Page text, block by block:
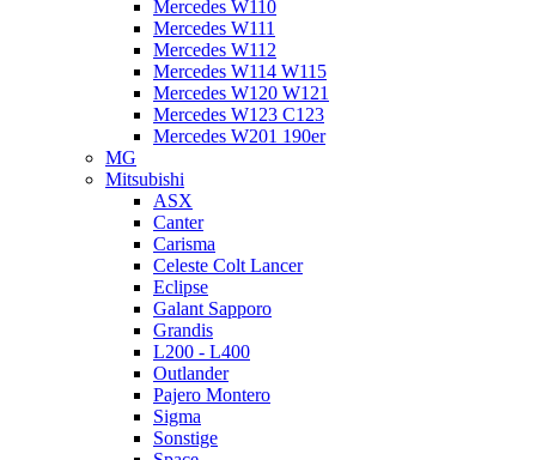
Mercedes W110
Mercedes W111
Mercedes W112
Mercedes W114 W115
Mercedes W120 W121
Mercedes W123 C123
Mercedes W201 190er
MG
Mitsubishi
ASX
Canter
Carisma
Celeste Colt Lancer
Eclipse
Galant Sapporo
Grandis
L200 - L400
Outlander
Pajero Montero
Sigma
Sonstige